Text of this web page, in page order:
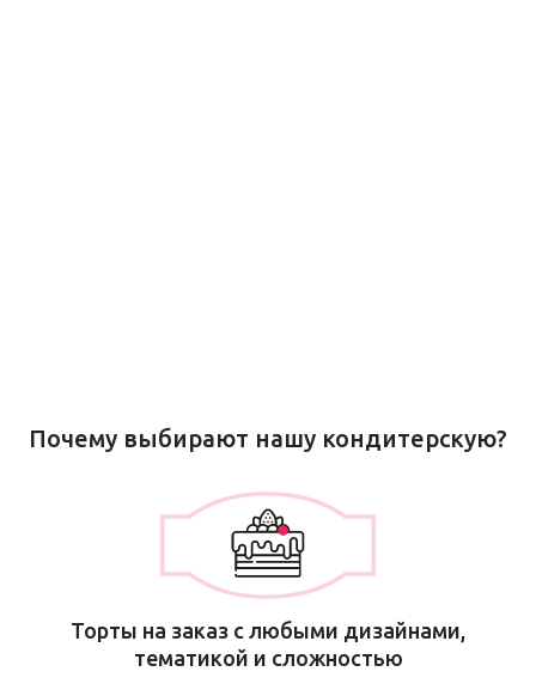
Почему выбирают нашу кондитерскую?
Торты на заказ с любыми дизайнами,
тематикой и сложностью